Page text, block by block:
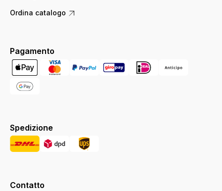
Ordina catalogo
Pagamento
Spedizione
Contatto